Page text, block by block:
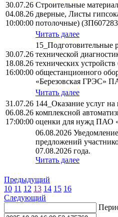
30.07.26
04.08.26
10:00:00
Строительные
дверные, Листы
потолочные)
Читать далее
30.07.26
18.08.26
16:00:00
15_Подготовительные
технической
технических
общестанционного
«Березовская ГРЭС»
Читать далее
31.07.26
06.08.26
17:00:00
144_Оказание услуг на
комплексной
оценки для нужд ПАО
06.08.2026
предложений
07.08.2026 года.
Читать далее
Предыдущий
10 11 12 13 14 15 16
Следующий